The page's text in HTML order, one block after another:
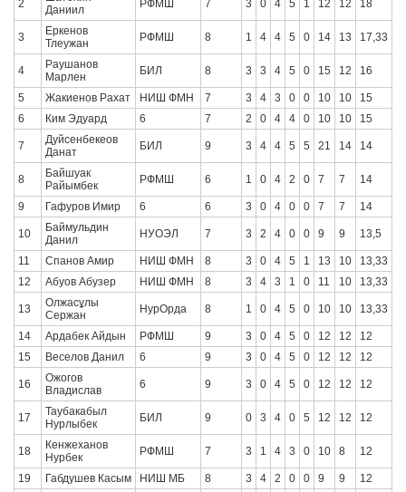
2
Даниил
РФМШ 7 3 0 4 5 1 12 12 18
3
Еркенов
Тлеужан
РФМШ 8 1 4 4 5 0 14 13 17,33
4
Раушанов
Марлен
БИЛ 8 3 3 4 5 0 15 12 16
5 Жакиенов Рахат НИШ ФМН 7 3 4 3 0 0 10 10
15
6
Ким Эдуард 6 7 2 0 4 4 0 10 10 15
7
Дуйсенбекеов
Данат
БИЛ 9 3 4 4 5 5 21 14 14
8
Байшуак
Райымбек
РФМШ 6 1 0 4 2 0 7 7 14
9 Гафуров Имир 6 6 3 0 4 0 0 7 7 14
10
Баймульдин
Данил
НУОЭЛ 7 3 2 4 0 0 9 9 13,5
11 Спанов Амир НИШ ФМН 8 3 0 4 5 1 13 10
13,33
12
Абуов Абузер НИШ ФМН 8 3 4 3 1 0 11 10 13,33
13
Олжасұлы
Сержан
НурОрда 8 1 0 4 5 0 10 10 13,33
14 Ардабек Айдын РФМШ 9 3 0 4 5 0 12 12
12
15
Веселов Данил 6 9 3 0 4 5 0 12 12 12
16
Ожогов
Владислав
6 9 3 0 4 5 0 12 12 12
17
Таубакабыл
Нурлыбек
БИЛ 9 0 3 4 0 5 12 12 12
18
Кенжеханов
Нурбек
РФМШ 7 3 1 4 3 0 10 8 12
19 Габдушев Касым НИШ МБ 8 3 4 2 0 0 9 9 12